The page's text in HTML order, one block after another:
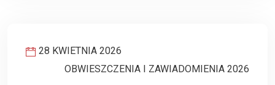
28 KWIETNIA 2026
OBWIESZCZENIA I ZAWIADOMIENIA 2026